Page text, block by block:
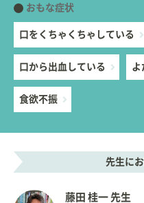
おもな症状
口をくちゃくちゃしている
口から出血している よ
食欲不振
先生に
藤田 桂一 先生